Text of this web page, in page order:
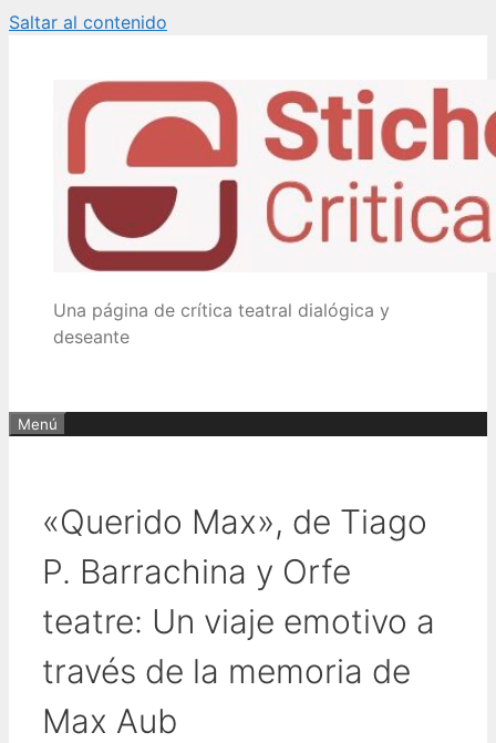
Saltar al contenido
Una página de crítica teatral dialógica y
deseante
Menú
«Querido Max», de Tiago
P. Barrachina y Orfe
teatre: Un viaje emotivo a
través de la memoria de
Max Aub